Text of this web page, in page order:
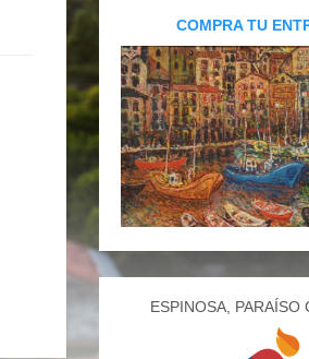
COMPRA TU
ESPINOSA, PARAÍSO